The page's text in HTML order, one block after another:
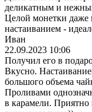
деликатным и
Целой монетки даже
настаиванием -
Иван
22.09.2023 10:06
Получил его в
Вкусно.
большого объема
Проливами
в карамели.